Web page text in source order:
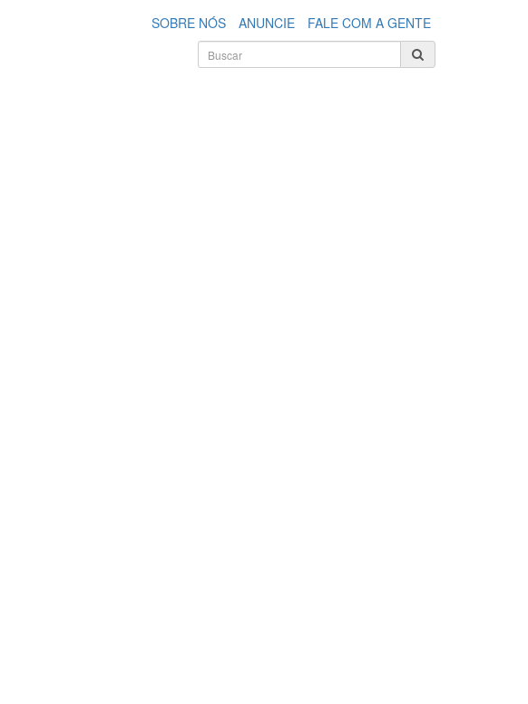
SOBRE NÓS ANUNCIE
FALE COM A GENTE